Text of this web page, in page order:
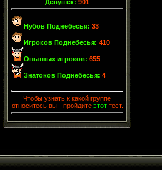
Девушек: 901
Нубов Поднебесья: 33
Игроков Поднебесья: 410
Опытных игроков: 655
Знатоков Поднебесья: 4
Чтобы узнать к какой группе
относитесь вы - пройдите этоттест.